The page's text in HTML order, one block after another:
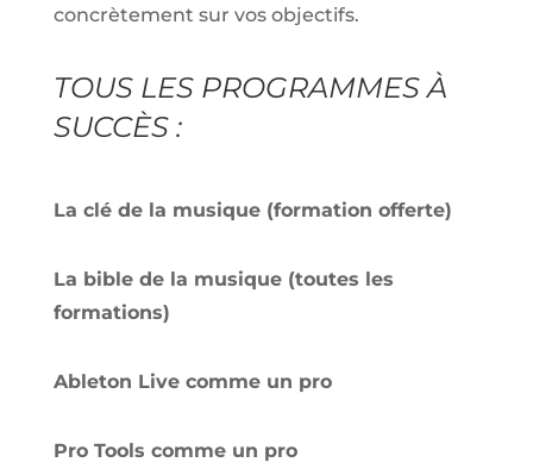
concrètement sur vos objectifs.
TOUS LES PROGRAMMES À
SUCCÈS :
La clé de la musique (formation offerte)
La bible de la musique (toutes les
formations)
Ableton Live comme un pro
Pro Tools comme un pro